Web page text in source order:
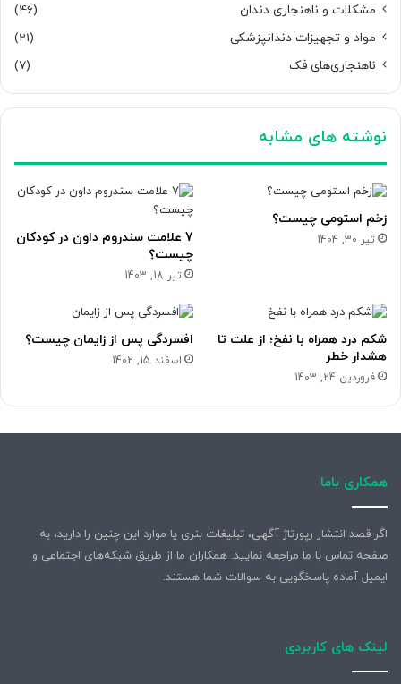
مشکلات و ناهنجاری دندان
(46)
مواد و تجهیزات دندانپزشکی
(21)
ناهنجاری‌های فک
(7)
نوشته های مشابه
زخم استومی چیست؟
تیر 30, 1404
7 علامت سندروم داون در کودکان
چیست؟
تیر 18, 1403
شکم درد همراه با نفخ؛ از علت تا
هشدار خطر
فروردین 24, 1403
افسردگی پس از زایمان چیست؟
اسفند 15, 1402
همکاری باما
اگر قصد انتشار رپورتاژ آگهی، تبلیغات بنری یا موارد این چنین را دارید، به
صفحه تماس با ما مراجعه نمایید. همکاران ما از طریق شبکه‌های اجتماعی و
ایمیل آماده پاسخگویی به سوالات شما هستند.
لینک های کاربردی